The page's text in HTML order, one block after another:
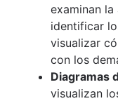
examinan
identificar
visualizar
con los
Diagramas
visualizan